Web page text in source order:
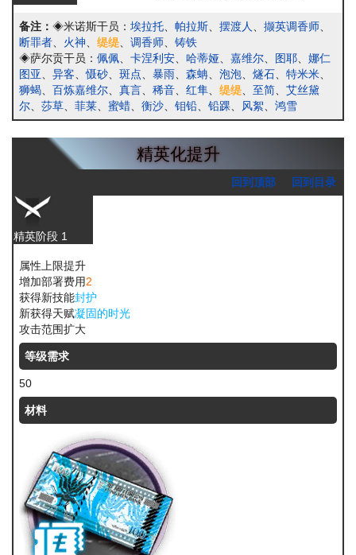
备注： ◈米诺斯干员： 埃拉托 帕拉斯 摆渡人 撷英调香师
断罪者
火神 缇缇 调香师
铸铁
◈萨尔贡干员： 佩佩 卡涅利安 哈蒂娅 嘉维尔 图耶
娜仁
图亚
异客 、慑砂 斑点 暴雨 森蚺 泡泡 燧石 特米米
狮蝎
百炼嘉维尔 真言 稀音 红隼 缇缇 至简
艾丝黛
尔
莎草 菲莱 蜜蜡 衡沙 钼铅 铅踝 风絮 鸿雪
精英化提升
回到顶部 回到目录
精英阶段 1
属性上限提升
增加部署费用2
获得新技能封护
新获得天赋凝固的时光
攻击范围扩大
等级需求
50
材料